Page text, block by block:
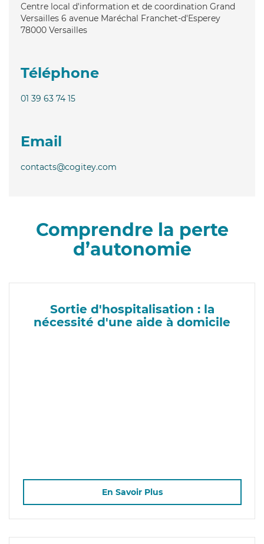
Centre local d'information et de coordination Grand
Versailles 6 avenue Maréchal Franchet-d'Esperey
78000 Versailles
Téléphone
01 39 63 74 15
Email
contacts@cogitey.com
Comprendre la perte
d’autonomie
Sortie d'hospitalisation : la
nécessité d'une aide à domicile
En Savoir Plus